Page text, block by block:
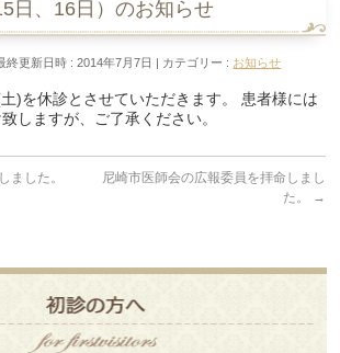
日、16日）のお知らせ
終更新日時 : 2014年7月7日 カテゴリー : お知らせ
)を休診とさせていただきます。 患者様には
しますが、ご了承ください。
ました。
尼崎市医師会の広報委員を拝命しまし
た。
→